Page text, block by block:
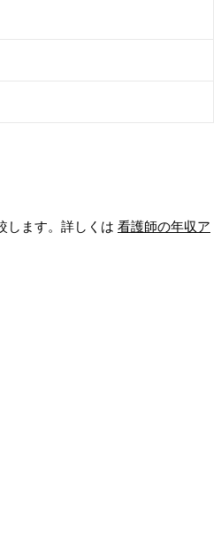
します。詳しくは 看護師の年収ア